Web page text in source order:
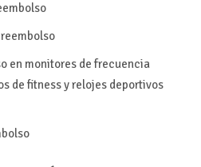
en monitores de frecuencia
de fitness y relojes deportivos